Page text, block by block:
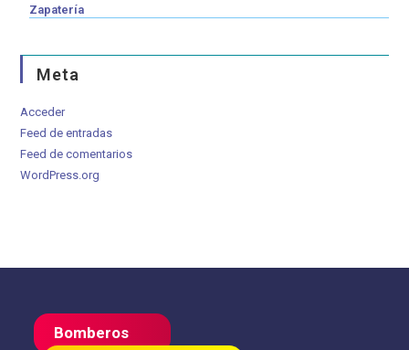
Zapatería
Meta
Acceder
Feed de entradas
Feed de comentarios
WordPress.org
Bomberos